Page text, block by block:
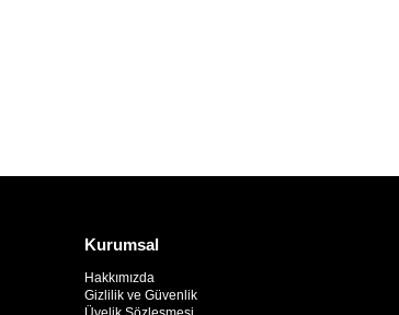
Kurumsal
Hakkımızda
Gizlilik ve Güvenlik